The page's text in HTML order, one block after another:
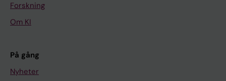
Forskning
Om KI
På gång
Nyheter